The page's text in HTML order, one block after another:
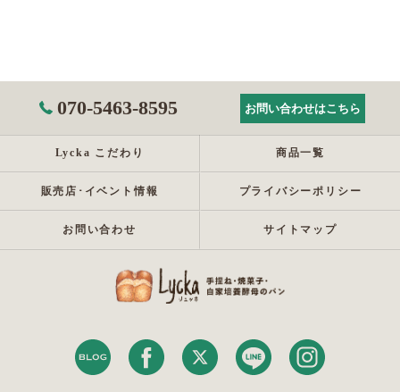
070-5463-8595 お問い合わせはこちら
Lycka こだわり 商品一覧
販売店･イベント情報 プライバシーポリシー
お問い合わせ サイトマップ